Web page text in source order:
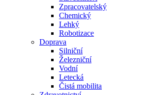
Zpracovatelský
Chemický
Lehký
Robotizace
Doprava
Silniční
Železniční
Vodní
Letecká
Čistá mobilita